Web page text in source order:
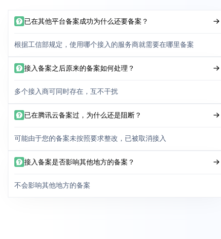
已在其他平台备案成功为什么还要备案？
根据工信部规定，使用哪个接入的服务商就需要在哪里备案
接入备案之后原来的备案如何处理？
多个接入商可同时存在，互不干扰
已在腾讯云备案过，为什么还是阻断？
可能由于您的备案未按照要求整改，已被取消接入
接入备案是否影响其他地方的备案？
不会影响其他地方的备案